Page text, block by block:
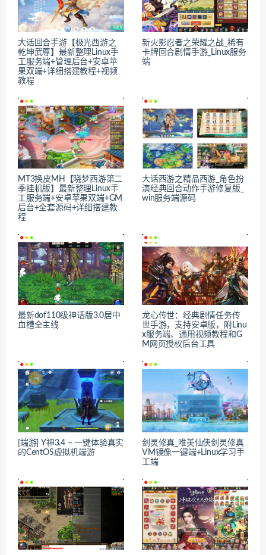
大话回合手游【极光西游之
乾坤武尊】最新整理Linux手
工服务端+管理后台+安卓苹
果双端+详细搭建教程+视频
教程
新火影忍者之荣耀之战_稀有
卡牌回合剧情手游_Linux服务
端
MT3换皮MH【晓梦西游第二
季挂机版】最新整理Linux手
工服务端+安卓苹果双端+GM
后台+全套源码+详细搭建教
程
大话西游之精品西游_角色扮
演经典回合动作手游修复版_
win服务端源码
最新dof110级神话版3.0居中
血槽全主线
龙心传世：经典剧情任务传
世手游，支持安卓版，附Linu
x服务端、通用视频教程和G
M网页授权后台工具
[端游] Y神3.4 – 一键体验真实
的CentOS虚拟机端游
剑灵修真_唯美仙侠剑灵修真
VM镜像一键端+Linux学习手
工端